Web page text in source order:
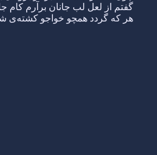
گفتم از لعل لب جانان برآرم کام
هر که گردد همچو خواجو